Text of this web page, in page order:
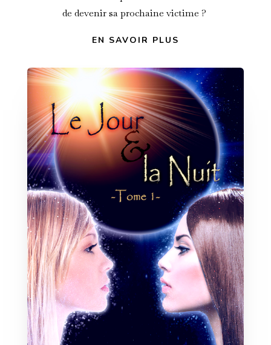
de devenir sa prochaine victime ?
EN SAVOIR PLUS